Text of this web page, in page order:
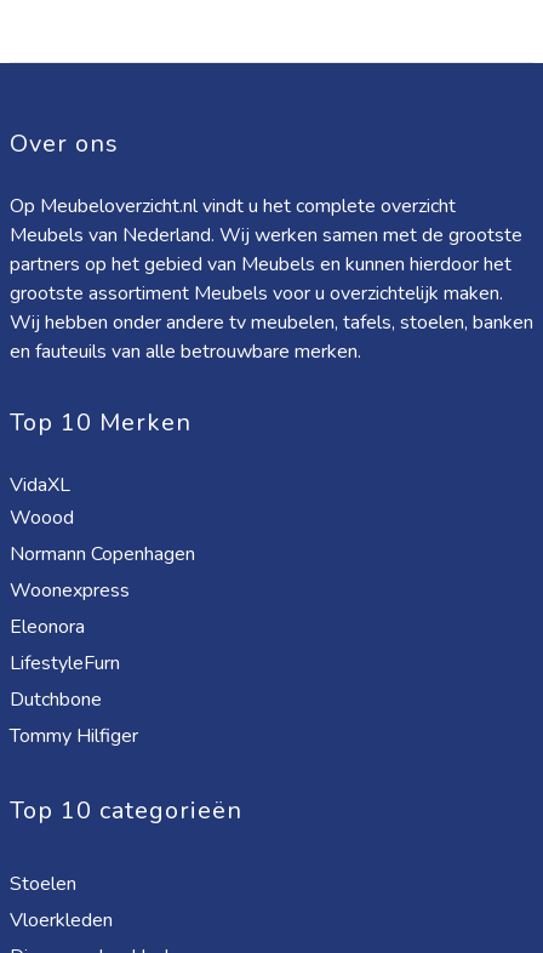
Over ons
Op Meubeloverzicht.nl vindt u het complete overzicht
Meubels van Nederland. Wij werken samen met de grootste
partners op het gebied van Meubels en kunnen hierdoor het
grootste assortiment Meubels voor u overzichtelijk maken.
Wij hebben onder andere tv meubelen, tafels, stoelen, banken
en fauteuils van alle betrouwbare merken.
Top 10 Merken
VidaXL
Woood
Normann Copenhagen
Woonexpress
Eleonora
LifestyleFurn
Dutchbone
Tommy Hilfiger
Top 10 categorieën
Stoelen
Vloerkleden